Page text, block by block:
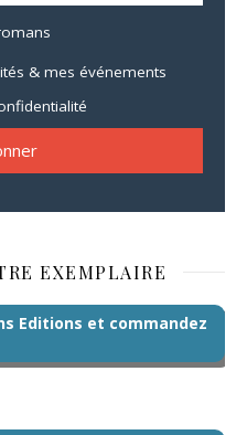
& mes événements
EXEMPLAIRE
Editions et commandez